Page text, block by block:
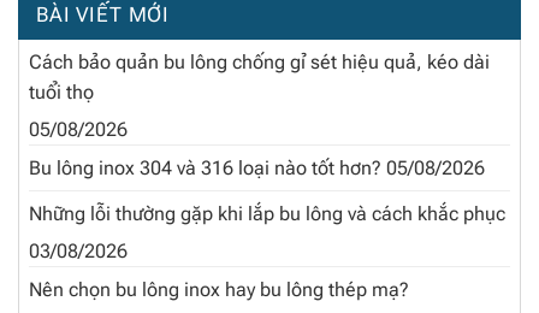
BÀI VIẾT MỚI
Cách bảo quản bu lông chống gỉ sét hiệu quả, kéo dài
tuổi thọ
05/08/2026
Bu lông inox 304 và 316 loại nào tốt hơn? 05/08/2026
Những lỗi thường gặp khi lắp bu lông và cách khắc phục
03/08/2026
Nên chọn bu lông inox hay bu lông thép mạ?